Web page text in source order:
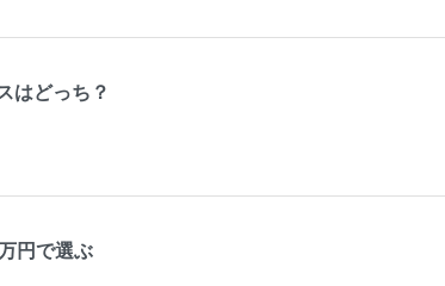
はどっち？
円で選ぶ